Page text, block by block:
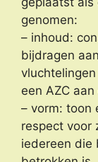
genomen:
– inhoud:
bijdragen
een AZC
– vorm: toon
respect voor
iedereen die